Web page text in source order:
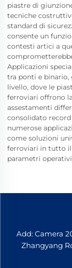
piastre di
tecniche
standard di
consente un
contesti artici a
Applicazioni
tra ponti e binario,
livello, dove le
ferroviari offrono
assestamenti
consolidato
numerose
come soluzioni
ferroviari in tutto
parametri
Add: Camera
Zhangyang